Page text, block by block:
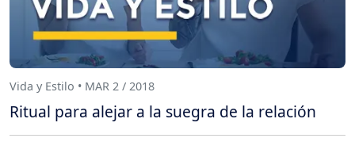
Vida y Estilo • MAR 2 / 2018
Ritual para alejar a la suegra de la relación